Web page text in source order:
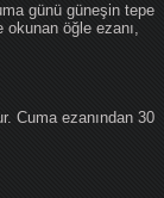
günü güneşin tepe
okunan öğle ezanı,
Cuma ezanından 30